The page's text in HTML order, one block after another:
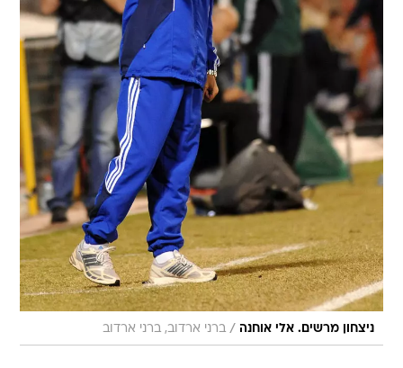
ניצחון מרשים. אלי אוחנה / ברני ארדוב, ברני ארדוב